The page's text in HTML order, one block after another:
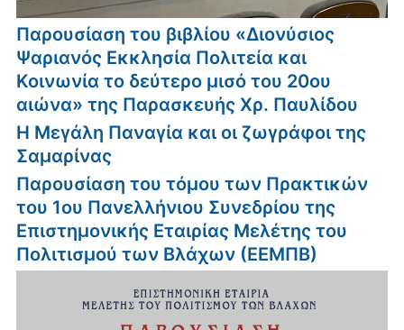
Παρουσίαση του βιβλίου «Διονύσιος
Ψαριανός Εκκλησία Πολιτεία και
Κοινωνία το δεύτερο μισό του 20ου
αιώνα» της Παρασκευής Χρ. Παυλίδου
Η Μεγάλη Παναγία και οι ζωγράφοι της
Σαμαρίνας
Παρουσίαση του τόμου των Πρακτικών
του 1ου Πανελλήνιου Συνεδρίου της
Επιστημονικής Εταιρίας Μελέτης του
Πολιτισμού των Βλάχων (ΕΕΜΠΒ)